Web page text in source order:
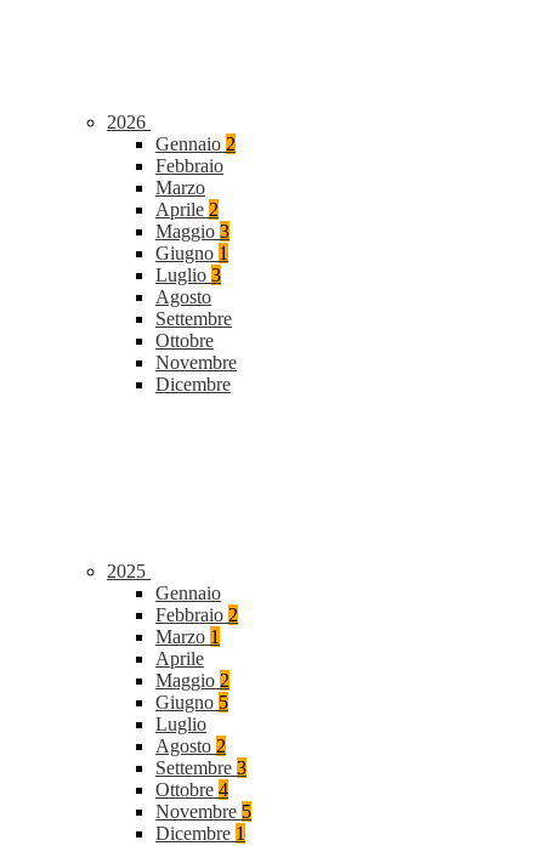
2026
Gennaio 2
Febbraio
Marzo
Aprile 2
Maggio 3
Giugno 1
Luglio 3
Agosto
Settembre
Ottobre
Novembre
Dicembre
2025
Gennaio
Febbraio 2
Marzo 1
Aprile
Maggio 2
Giugno 5
Luglio
Agosto 2
Settembre 3
Ottobre 4
Novembre 5
Dicembre 1